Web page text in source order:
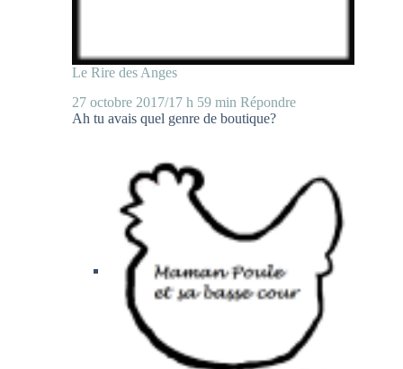
Le Rire des Anges
27 octobre 2017/17 h 59 min Répondre
Ah tu avais quel genre de boutique?